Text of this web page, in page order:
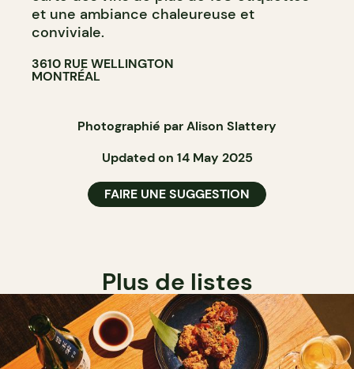
et une ambiance chaleureuse et
conviviale.
3610 RUE WELLINGTON
MONTRÉAL
Photographié par Alison Slattery
Updated on 14 May 2025
FAIRE UNE SUGGESTION
Plus de listes